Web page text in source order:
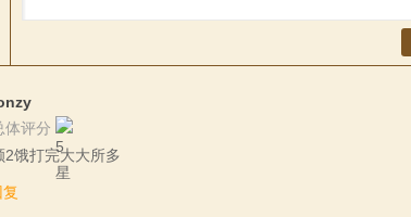
体评分
2饿打完大大所多